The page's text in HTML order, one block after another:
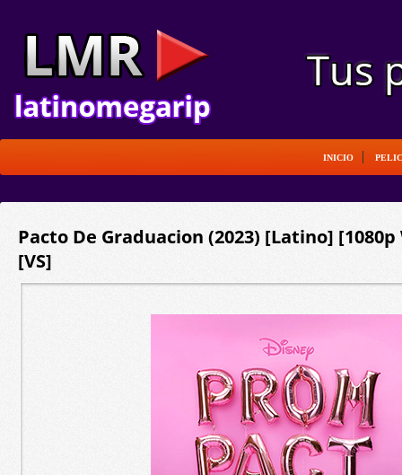
INICIO
Pacto De Graduacion (2023) [Latino] [1080p
[VS]